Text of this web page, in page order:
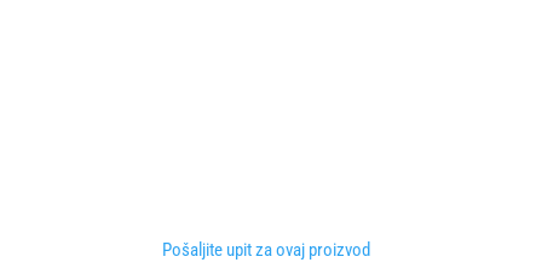
Pošaljite upit za ovaj proizvod